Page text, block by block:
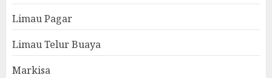
Limau Pagar
Limau Telur Buaya
Markisa